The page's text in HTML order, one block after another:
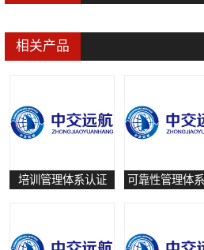
相关产品
培训管理体系认证 可靠性管理体